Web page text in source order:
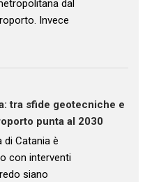
dal
Invece
tra sfide geotecniche e
punta al 2030
di Catania è
con interventi
siano